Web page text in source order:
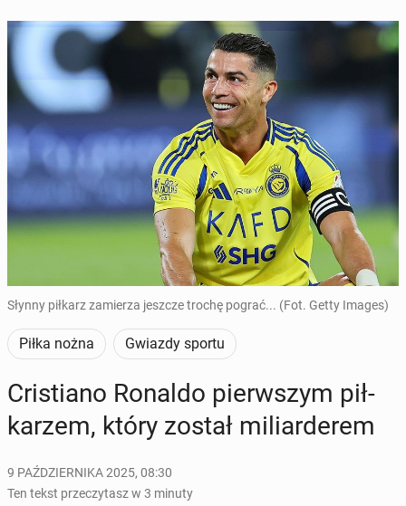
Słynny piłkarz zamierza jeszcze trochę pograć... (Fot. Getty Images)
Piłka nożna Gwiazdy sportu
Cri­stia­no Ronaldo pierw­szym pił­
ka­rzem, który został mi­liar­de­rem
9 PAŹDZIERNIKA 2025, 08:30
Ten tekst przeczytasz w 3 minuty